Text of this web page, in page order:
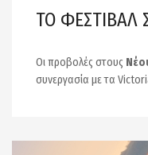
ΤΟ ΦΕΣΤΙΒΑΛ
Οι προβολές στους
συνεργασία με τα